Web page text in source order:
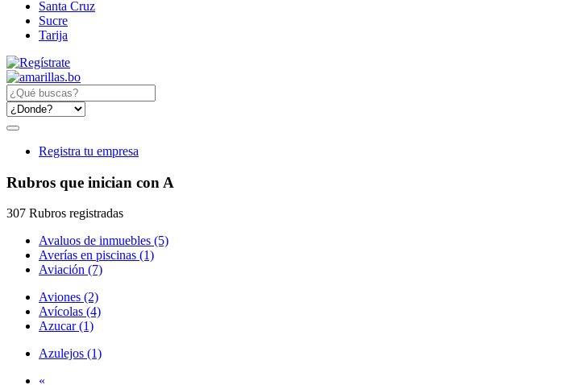
Santa Cruz
Sucre
Tarija
Registra tu empresa
Rubros que inician con A
307 Rubros registradas
Avaluos de inmuebles (5)
Averías en piscinas (1)
Aviación (7)
Aviones (2)
Avícolas (4)
Azucar (1)
Azulejos (1)
«